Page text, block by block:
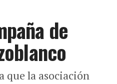
de
que la asociación